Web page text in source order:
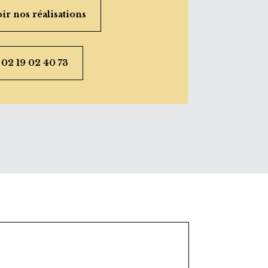
nos réalisations
02 19 02 40 73